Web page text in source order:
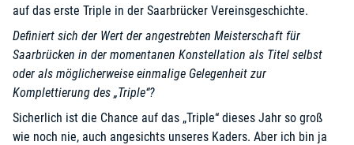
auf das erste Triple in der Saarbrücker Vereinsgeschichte.
Definiert sich der Wert der angestrebten Meisterschaft für
Saarbrücken in der momentanen Konstellation als Titel selbst
oder als möglicherweise einmalige Gelegenheit zur
Komplettierung des „Triple“?
Sicherlich ist die Chance auf das „Triple“ dieses Jahr so groß
wie noch nie, auch angesichts unseres Kaders. Aber ich bin ja